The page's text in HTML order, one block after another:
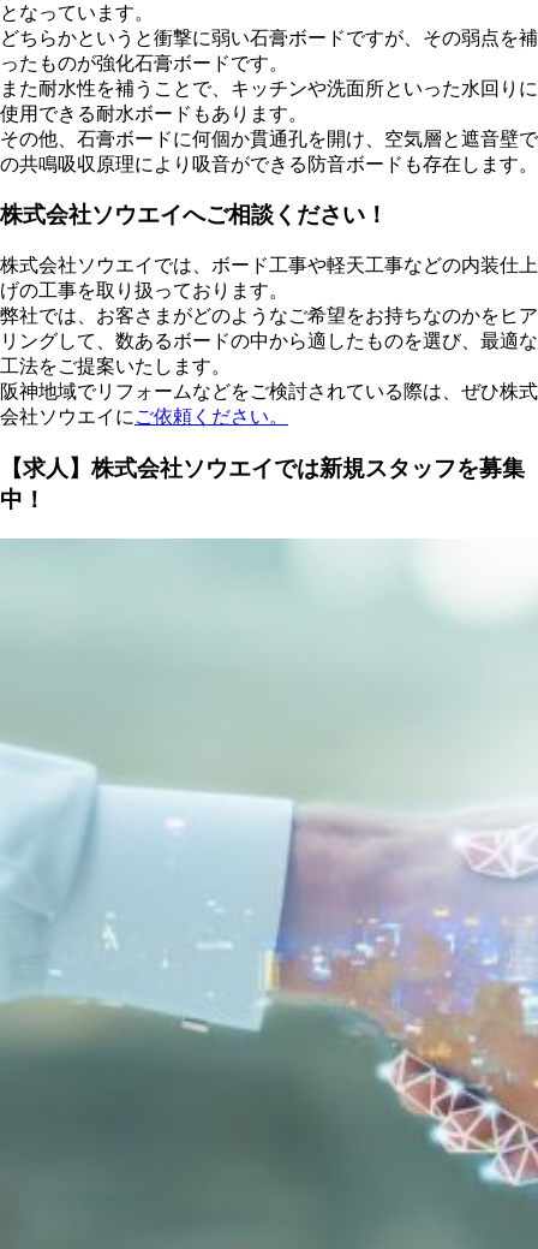
となっています。
どちらかというと衝撃に弱い石膏ボードですが、その弱点を補
ったものが強化石膏ボードです。
また耐水性を補うことで、キッチンや洗面所といった水回りに
使用できる耐水ボードもあります。
その他、石膏ボードに何個か貫通孔を開け、空気層と遮音壁で
の共鳴吸収原理により吸音ができる防音ボードも存在します。
株式会社ソウエイへご相談ください！
株式会社ソウエイでは、ボード工事や軽天工事などの内装仕上
げの工事を取り扱っております。
弊社では、お客さまがどのようなご希望をお持ちなのかをヒア
リングして、数あるボードの中から適したものを選び、最適な
工法をご提案いたします。
阪神地域でリフォームなどをご検討されている際は、ぜひ株式
会社ソウエイに ご依頼ください。
【求人】株式会社ソウエイでは新規スタッフを募集
中！